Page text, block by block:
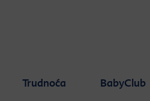
Trudnoća BabyClub